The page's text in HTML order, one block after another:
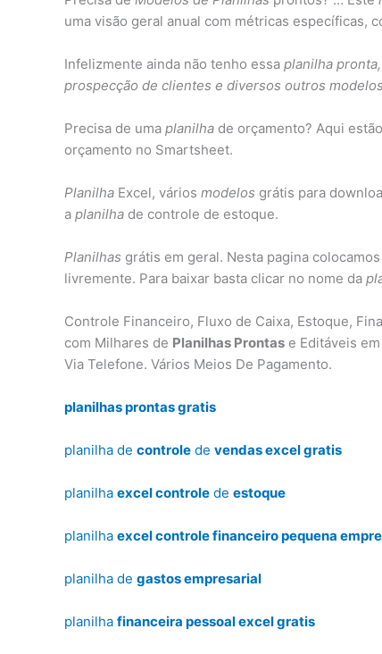
uma visão geral anual com métricas específicas,
Infelizmente ainda não tenho essa planilha
prospecção de clientes e diversos outros
Precisa de uma planilha de orçamento? Aqui
orçamento no Smartsheet.
Planilha Excel, vários modelos grátis para
a planilha de controle de estoque.
Planilhas grátis em geral. Nesta pagina
livremente. Para baixar basta clicar no nome da
Controle Financeiro, Fluxo de Caixa, Estoque,
com Milhares de Planilhas Prontas e Editáveis
Via Telefone. Vários Meios De Pagamento.
planilhas prontas gratis
planilha de controle de vendas excel gratis
planilha excel controle de estoque
planilha excel controle financeiro pequena
planilha de gastos empresarial
planilha financeira pessoal excel gratis